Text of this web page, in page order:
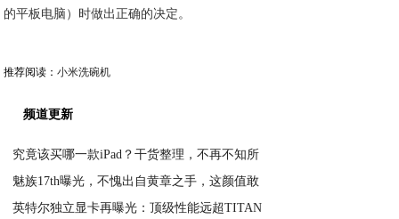
的平板电脑）时做出正确的决定。
推荐阅读：小米洗碗机
频道更新
究竟该买哪一款iPad？干货整理，不再不知所
魅族17th曝光，不愧出自黄章之手，这颜值敢
英特尔独立显卡再曝光：顶级性能远超TITAN